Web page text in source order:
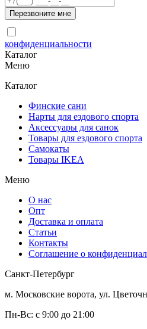
Перезвоните мне
конфиденциальности
Каталог
Меню
Каталог
Финские сани
Нарты для ездового спорта
Аксессуары для санок
Товары для ездового спорта
Cамокаты
Товары IKEA
Меню
О нас
Опт
Доставка и оплата
Статьи
Контакты
Соглашение о
Санкт-Петербург
м. Московские ворота, ул.
Пн-Вс: с 9:00 до 21:00